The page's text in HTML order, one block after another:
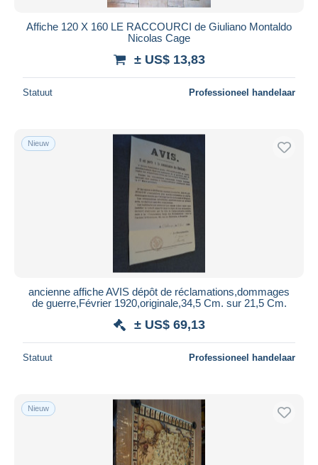
Affiche 120 X 160 LE RACCOURCI de Giuliano Montaldo
Nicolas Cage
± US$ 13,83
Statuut Professioneel handelaar
Nieuw
ancienne affiche AVIS dépôt de réclamations,dommages
de guerre,Février 1920,originale,34,5 Cm. sur 21,5 Cm.
± US$ 69,13
Statuut Professioneel handelaar
Nieuw